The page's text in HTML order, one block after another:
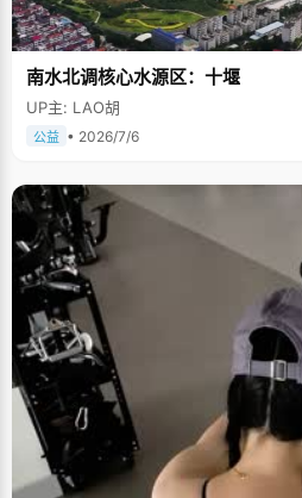
南水北调核心水源区：十堰
UP主: LAO胡
公益 • 2026/7/6